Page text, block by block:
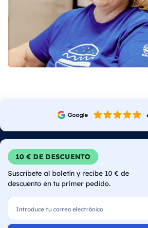
10 € DE DESCUENTO
Suscríbete al boletín y recibe 10 € de
descuento en tu primer pedido.